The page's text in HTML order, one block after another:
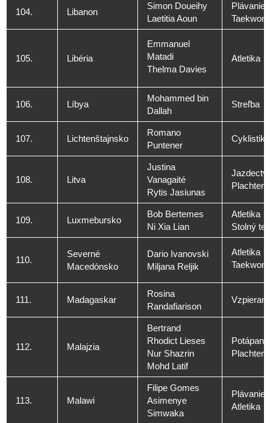
104. Libanon
Simon Doueihy
Laetitia Aoun
Plávanie
105. Libéria
Emmanuel
Matadi
Thelma Davies
Atletika
106. Líbya
Mohammed bin
Dallah
Streľba
107. Lichtenštajnsko
Romano
Puntener
Cyklistika
108. Litva
Justina
Vanagaité
Rytis Jasiunas
109. Luxmebursko
Bob Bertemes
Ni Xia Lian
Atletika
Stolný
110.
Severné
Macedónsko
Dario Ivanovski
Miljana Reljik
Atletika
111. Madagaskar
Rosina
Randafiarison
112. Malajzia
Bertrand
Rhodict Lieses
Nur Shazrin
Mohd Latif
Potápanie
113. Malawi
Filipe Gomes
Asimenye
Simwaka
Plávanie
Atletika